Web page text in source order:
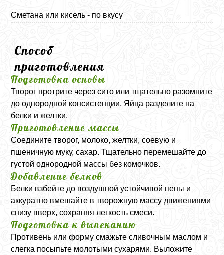
Сметана или кисель - по вкусу
Способ
приготовления
Подготовка основы
Творог протрите через сито или тщательно разомните
до однородной консистенции. Яйца разделите на
белки и желтки.
Приготовление массы
Соедините творог, молоко, желтки, соевую и
пшеничную муку, сахар. Тщательно перемешайте до
густой однородной массы без комочков.
Добавление белков
Белки взбейте до воздушной устойчивой пены и
аккуратно вмешайте в творожную массу движениями
снизу вверх, сохраняя легкость смеси.
Подготовка к выпеканию
Противень или форму смажьте сливочным маслом и
слегка посыпьте молотыми сухарями. Выложите